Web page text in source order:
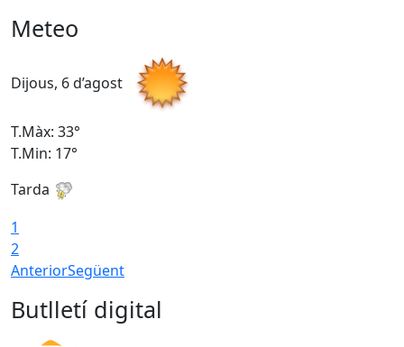
Meteo
Dijous, 6 d’agost
T.Màx: 33°
T.Min: 17°
Tarda
1
2
AnteriorSegüent
Butlletí digital